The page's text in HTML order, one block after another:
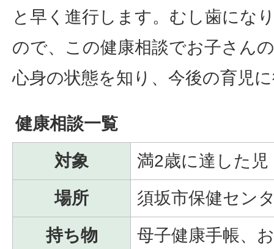
と早く進行します。むし歯にな
ので、この健康相談でお子さん
心身の状態を知り、今後の育児
健康相談一覧
対象
満2歳に達した児
場所
須坂市保健セン
持ち物
母子健康手帳、